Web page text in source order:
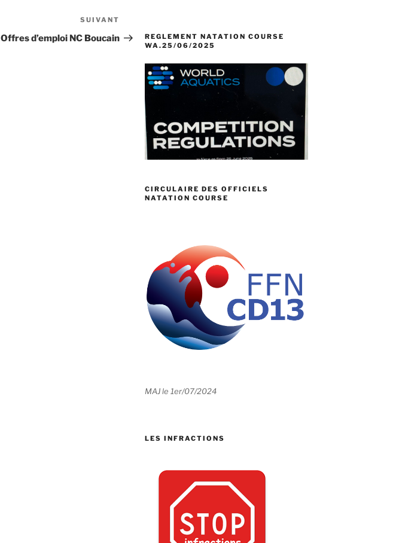
suivant
SUIVANT
Offres d’emploi NC Boucain
REGLEMENT NATATION COURSE
WA.25/06/2025
CIRCULAIRE DES OFFICIELS
NATATION COURSE
MAJ le 1er/07/2024
LES INFRACTIONS